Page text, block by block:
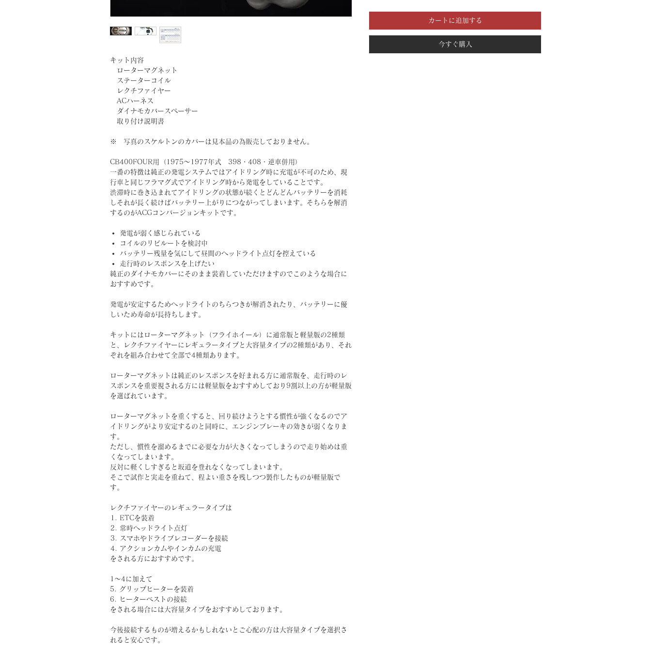
キット内容
ローターマグネット
ステーターコイル
レクチファイヤー
ACハーネス
ダイナモカバースペーサー
取り付け説明書
※ 写真のスケルトンのカバーは見本品の為販売しておりません。
CB400FOUR用（1975～1977年式 398・408・逆車併用）
一番の特徴は純正の発電システムではアイドリング時に充電が不可のため、現
行車と同じフラマグ式でアイドリング時から発電をしていることです。
渋滞時に巻き込まれてアイドリングの状態が続くとどんどんバッテリーを消耗
しそれが長く続けばバッテリー上がりにつながってしまいます。そちらを解消
するのがACGコンバージョンキットです。
発電が弱く感じられている
コイルのリビルートを検討中
バッテリー残量を気にして昼間のヘッドライト点灯を控えている
走行時のレスポンスを上げたい
純正のダイナモカバーにそのまま装着していただけますのでこのような場合に
おすすめです。
発電が安定するためヘッドライトのちらつきが解消されたり、バッテリーに優
しいため寿命が長持ちします。
キットにはローターマグネット（フライホイール）に通常版と軽量版の2種類
と、レクチファイヤーにレギュラータイプと大容量タイプの2種類があり、それ
ぞれを組み合わせて全部で4種類あります。
ローターマグネットは純正のレスポンスを好まれる方に通常版を、走行時のレ
スポンスを重要視される方には軽量版をおすすめしており9割以上の方が軽量版
を選ばれています。
ローターマグネットを重くすると、回り続けようとする慣性が強くなるのでア
イドリングがより安定するのと同時に、エンジンブレーキの効きが弱くなりま
す。
ただし、慣性を溜めるまでに必要な力が大きくなってしまうので走り始めは重
くなってしまいます。
反対に軽くしすぎると坂道を登れなくなってしまいます。
そこで試作と実走を重ねて、程よい重さを残しつつ製作したものが軽量版で
す。
レクチファイヤーのレギュラータイプは
ETCを装着
常時ヘッドライト点灯
スマホやドライブレコーダーを接続
アクションカムやインカムの充電
をされる方におすすめです。
1～4に加えて
5. グリップヒーターを装着
6. ヒーターベストの接続
をされる場合には大容量タイプをおすすめしております。
今後接続するものが増えるかもしれないとご心配の方は大容量タイプを選択さ
れると安心です。
カートに追加する
今すぐ購入